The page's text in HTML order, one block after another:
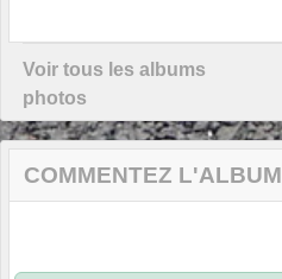
Voir tous les albums
photos
COMMENTEZ L'ALBUM